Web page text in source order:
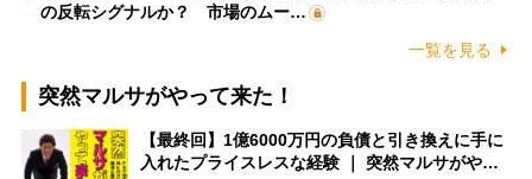
の反転シグナルか？ 市場のムー…
一覧を見る
突然マルサがやって来た！
【最終回】1億6000万円の負債と引き換えに手に
入れたプライスレスな経験 ｜ 突然マルサがや…